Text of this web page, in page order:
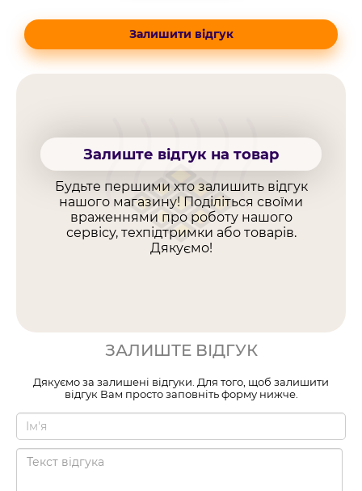
Залишити відгук
Залиште відгук на товар
Будьте першими хто залишить відгук
нашого магазину! Поділіться своїми
враженнями про роботу нашого
сервісу, техпідтримки або товарів.
Дякуємо!
ЗАЛИШТЕ ВІДГУК
Дякуємо за залишені відгуки. Для того, щоб залишити
відгук Вам просто заповніть форму нижче.